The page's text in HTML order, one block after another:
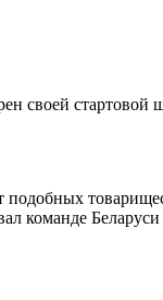
своей
подобных
команде